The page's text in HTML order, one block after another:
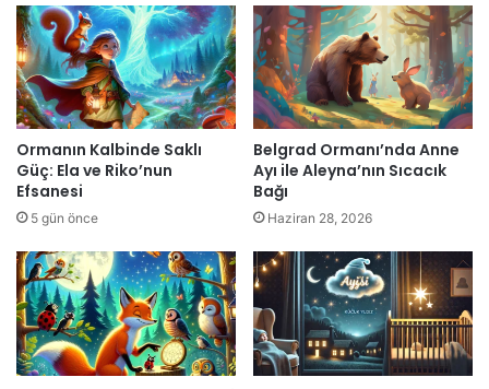
Ormanın Kalbinde Saklı
Güç: Ela ve Riko’nun
Efsanesi
5 gün önce
Belgrad Ormanı’nda Anne
Ayı ile Aleyna’nın Sıcacık
Bağı
Haziran 28, 2026